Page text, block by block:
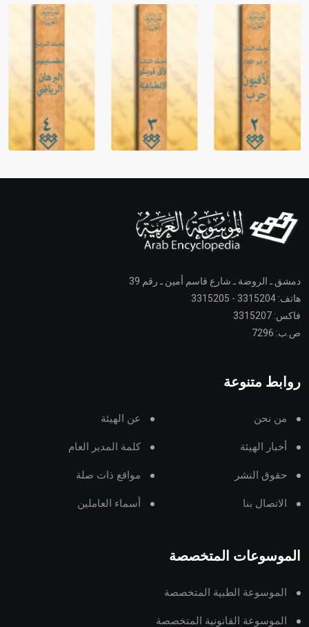
دمشق ـ الروضة ـ شارع قاسم أمين ـ رقم 39
هاتف: 3315204 - 3315205
فاكس: 3315207
ص.ب: 7296
روابط متنوعة
من نحن عن الهيئة
أخبار الهيئة كلمة المدير العام
حقوق النشر مواقع ذات صلة
الاتصال بنا أسماء العاملين
الموسوعات المتخصصة
الموسوعة الطبية المتخصصة
الموسوعة القانونية المتخصصة